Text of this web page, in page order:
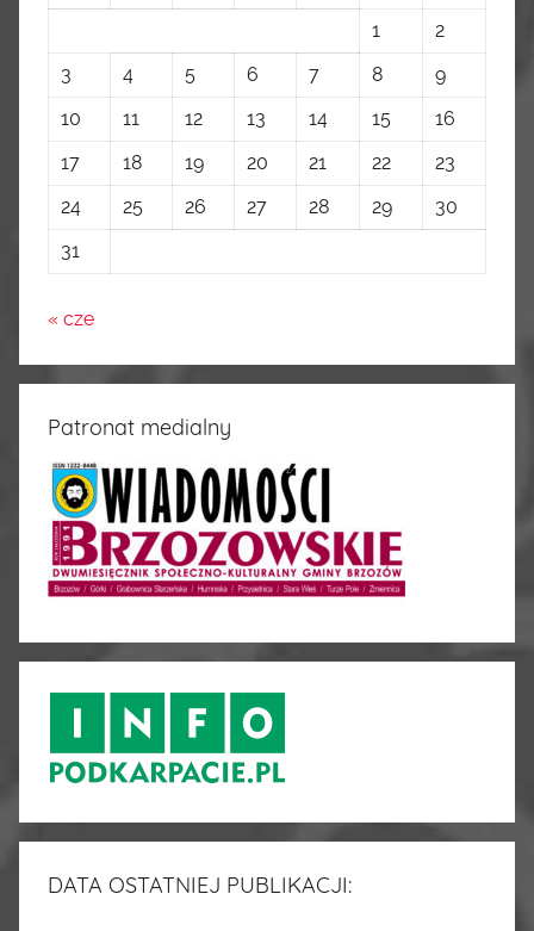
1
2
3
4 5 6 7 8
9
10
11 12 13 14 15
16
17
18 19 20 21 22
23
24
25 26 27 28 29
30
31
« cze
Patronat medialny
DATA OSTATNIEJ PUBLIKACJI: